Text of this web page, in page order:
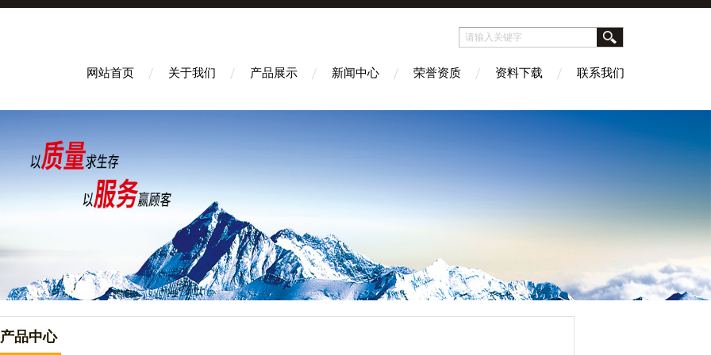
网站首页 关于我们 产品展示 新闻中心 荣誉资质 资料下载 联系我们
产品中心